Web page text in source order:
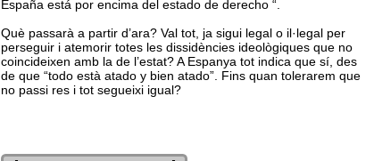
España está por encima del estado de derecho “.
Què passarà a partir d’ara? Val tot, ja sigui legal o il·legal per
perseguir i atemorir totes les dissidències ideològiques que no
coincideixen amb la de l’estat? A Espanya tot indica que sí, des
de que “todo està atado y bien atado”. Fins quan tolerarem que
no passi res i tot segueixi igual?